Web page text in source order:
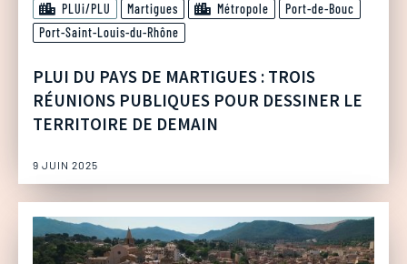
PLUi/PLU Martigues Métropole
Port-de-Bouc
Port-Saint-Louis-du-Rhône
PLUI DU PAYS DE MARTIGUES : TROIS
RÉUNIONS PUBLIQUES POUR DESSINER LE
TERRITOIRE DE DEMAIN
9 JUIN 2025